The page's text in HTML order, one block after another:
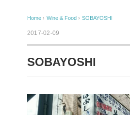
Home › Wine & Food › SOBAYOSHI
2017-02-09
SOBAYOSHI